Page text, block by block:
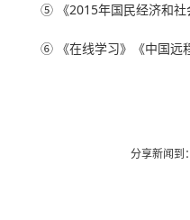
⑤ 《2015年国民经济和社
⑥ 《在线学习》《中国远程
分享新闻到：